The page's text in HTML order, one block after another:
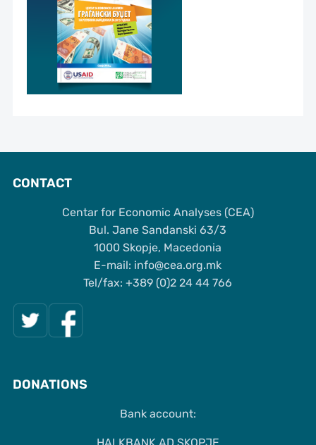
CONTACT
Centar for Economic Analyses (CEA)
Bul. Jane Sandanski 63/3
1000 Skopje, Macedonia
Е-mail: info@cea.org.mk
Tel/fax: +389 (0)2 24 44 766
DONATIONS
Bank account:
HALKBANK AD SKOPJE